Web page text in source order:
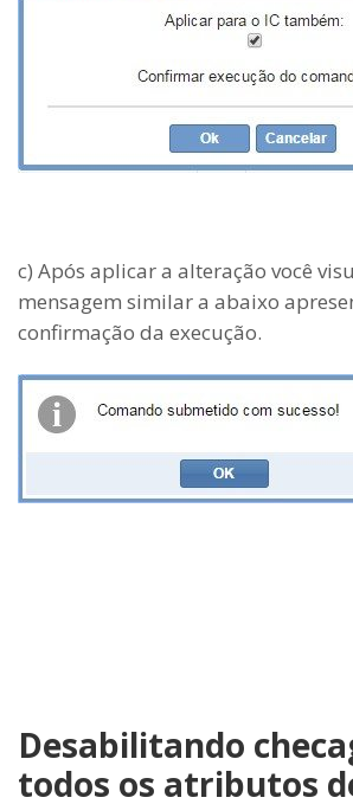
c) Após aplicar a alteração você
mensagem similar a abaixo
confirmação da execução.
Desabilitando
todos os atributos